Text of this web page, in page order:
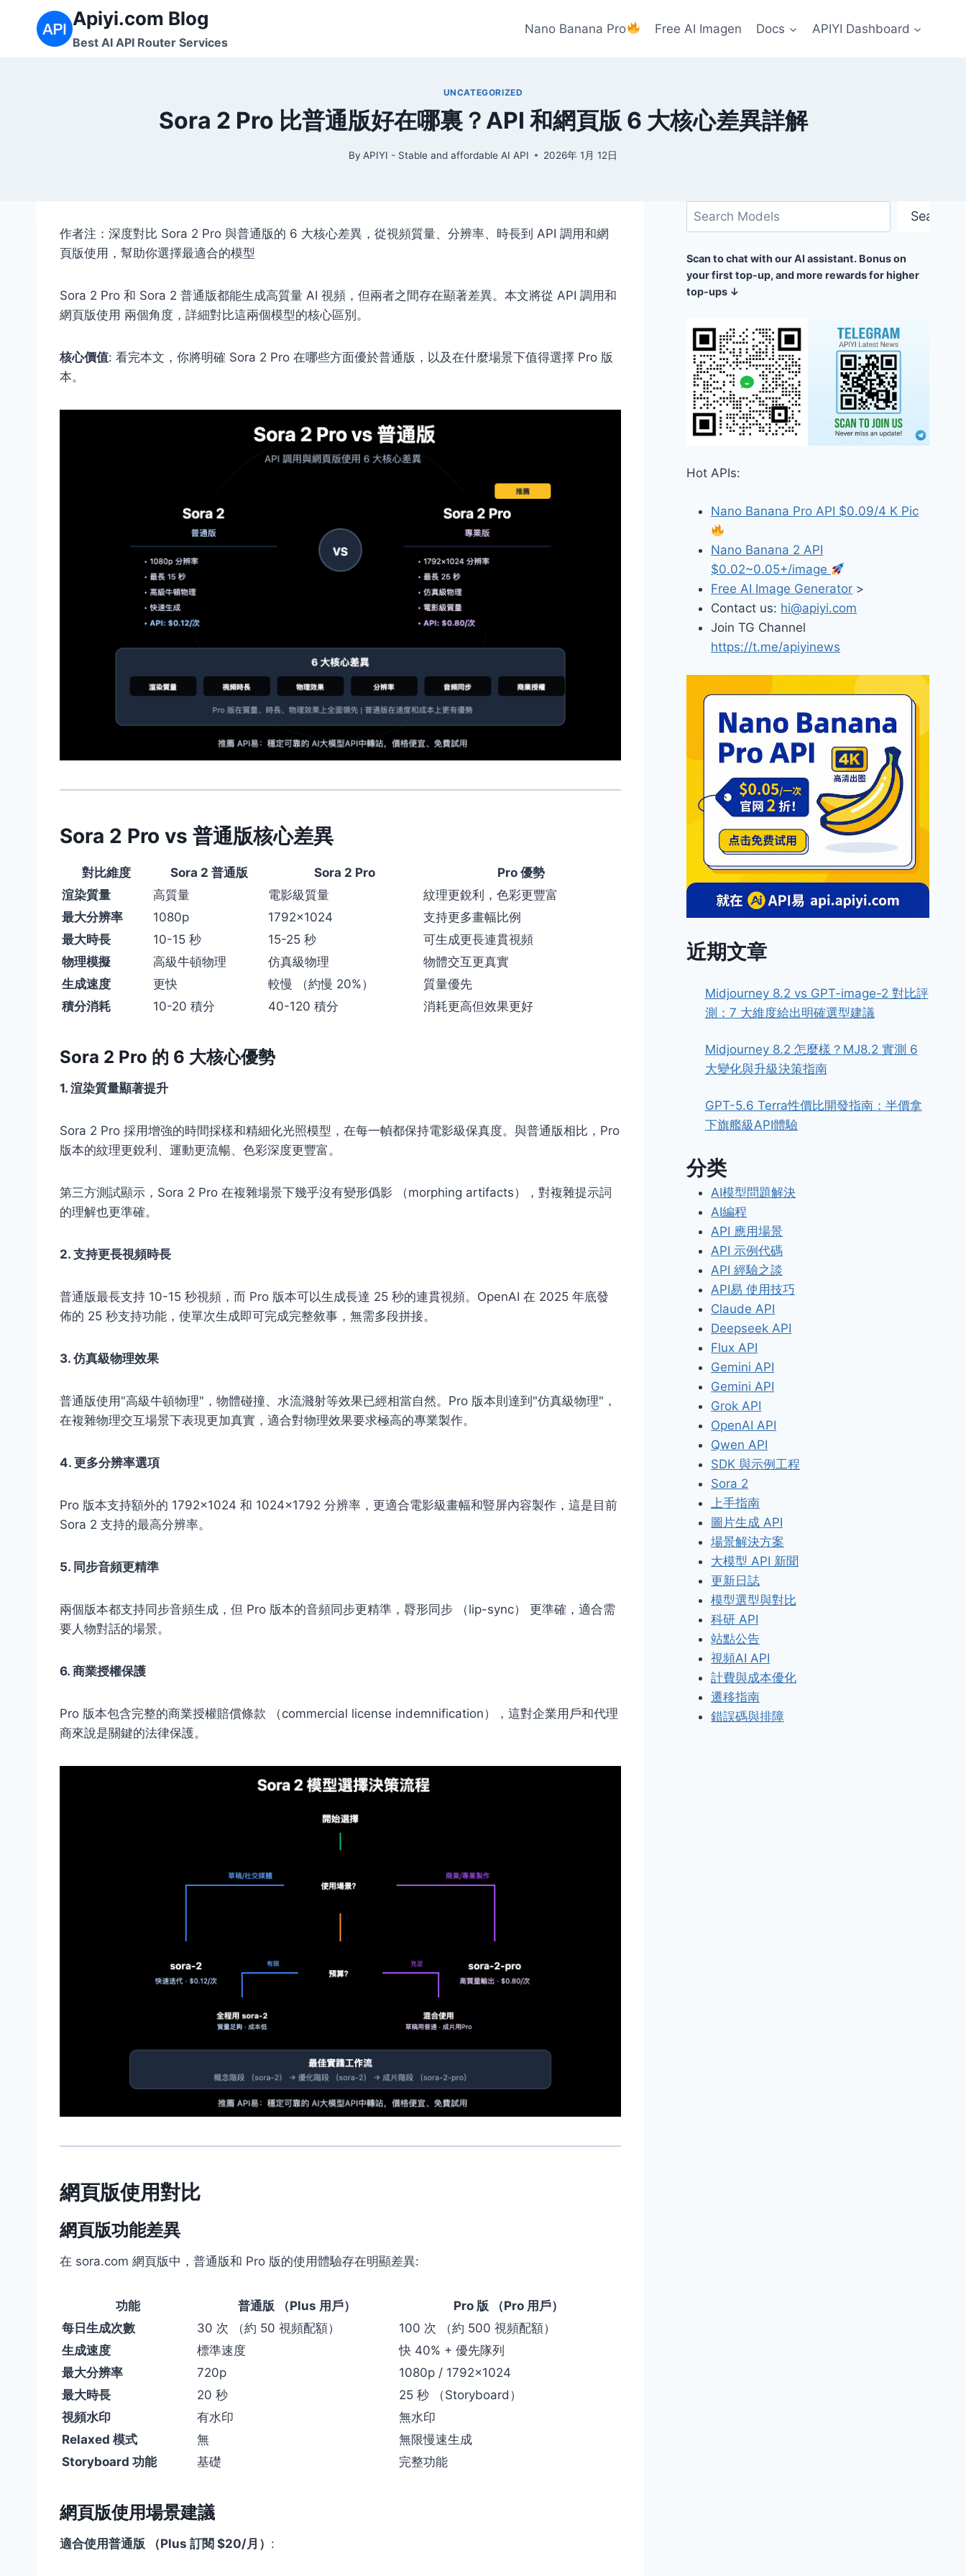
Apiyi.com Blog
Best AI API Router Services
Nano Banana Pro Free AI Imagen Docs APIYI Dashboard
UNCATEGORIZED
Sora 2 Pro 比普通版好在哪裏？API 和網頁版 6 大核心差異詳解
By APIYI - Stable and affordable AI API 2026年 1月 12日
作者注：深度對比 Sora 2 Pro 與普通版的 6 大核心差異，從視頻質量、分辨率、時長到 API 調用和網
頁版使用，幫助你選擇最適合的模型
Sora 2 Pro 和 Sora 2 普通版都能生成高質量 AI 視頻，但兩者之間存在顯著差異。本文將從 API 調用和
網頁版使用 兩個角度，詳細對比這兩個模型的核心區別。
核心價值: 看完本文，你將明確 Sora 2 Pro 在哪些方面優於普通版，以及在什麼場景下值得選擇 Pro 版
本。
Sora 2 Pro vs 普通版核心差異
對比維度 Sora 2 普通版 Sora 2 Pro
Pro 優勢
渲染質量
高質量 電影級質量
紋理更銳利，色彩更豐富
最大分辨率
1080p 1792×1024
支持更多畫幅比例
最大時長
10-15 秒 15-25 秒
可生成更長連貫視頻
物理模擬
高級牛頓物理 仿真級物理
物體交互更真實
生成速度
更快 較慢 （約慢 20%）
質量優先
積分消耗
10-20 積分 40-120 積分 消耗更高但效果更好
Sora 2 Pro 的 6 大核心優勢
1. 渲染質量顯著提升
Sora 2 Pro 採用增強的時間採樣和精細化光照模型，在每一幀都保持電影級保真度。與普通版相比，Pro
版本的紋理更銳利、運動更流暢、色彩深度更豐富。
第三方測試顯示，Sora 2 Pro 在複雜場景下幾乎沒有變形僞影 （morphing artifacts），對複雜提示詞
的理解也更準確。
2. 支持更長視頻時長
普通版最長支持 10-15 秒視頻，而 Pro 版本可以生成長達 25 秒的連貫視頻。OpenAI 在 2025 年底發
佈的 25 秒支持功能，使單次生成即可完成完整敘事，無需多段拼接。
3. 仿真級物理效果
普通版使用"高級牛頓物理"，物體碰撞、水流濺射等效果已經相當自然。Pro 版本則達到"仿真級物理"，
在複雜物理交互場景下表現更加真實，適合對物理效果要求極高的專業製作。
4. 更多分辨率選項
Pro 版本支持額外的 1792×1024 和 1024×1792 分辨率，更適合電影級畫幅和豎屏內容製作，這是目前
Sora 2 支持的最高分辨率。
5. 同步音頻更精準
兩個版本都支持同步音頻生成，但 Pro 版本的音頻同步更精準，脣形同步 （lip-sync） 更準確，適合需
要人物對話的場景。
6. 商業授權保護
Pro 版本包含完整的商業授權賠償條款 （commercial license indemnification），這對企業用戶和代理
商來說是關鍵的法律保護。
網頁版使用對比
網頁版功能差異
在 sora.com 網頁版中，普通版和 Pro 版的使用體驗存在明顯差異:
功能 普通版 （Plus 用戶）
Pro 版 （Pro 用戶）
每日生成次數
30 次 （約 50 視頻配額）
100 次 （約 500 視頻配額）
生成速度
標準速度
快 40% + 優先隊列
最大分辨率
720p
1080p / 1792×1024
最大時長
20 秒
25 秒 （Storyboard）
視頻水印
有水印
無水印
Relaxed 模式
無
無限慢速生成
Storyboard 功能
基礎 完整功能
網頁版使用場景建議
適合使用普通版 （Plus 訂閱 $20/月） :
搜
尋
Search
Scan to chat with our AI assistant. Bonus on
your first top-up, and more rewards for higher
top-ups ↓
Hot APIs:
Nano Banana Pro API $0.09/4 K Pic
Nano Banana 2 API
$0.02~0.05+/image
Free AI Image Generator >
Contact us: hi@apiyi.com
Join TG Channel
https://t.me/apiyinews
近期文章
Midjourney 8.2 vs GPT-image-2 對比評
測：7 大維度給出明確選型建議
Midjourney 8.2 怎麼樣？MJ8.2 實測 6
大變化與升級決策指南
GPT-5.6 Terra性價比開發指南：半價拿
下旗艦級API體驗
分类
AI模型問題解決
AI編程
API 應用場景
API 示例代碼
API 經驗之談
API易 使用技巧
Claude API
Deepseek API
Flux API
Gemini API
Gemini API
Grok API
OpenAI API
Qwen API
SDK 與示例工程
Sora 2
上手指南
圖片生成 API
場景解決方案
大模型 API 新聞
更新日誌
模型選型與對比
科研 API
站點公告
視頻AI API
計費與成本優化
遷移指南
錯誤碼與排障